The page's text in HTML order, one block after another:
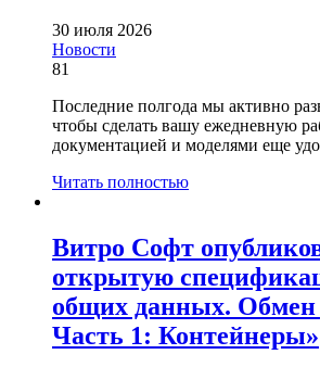
30 июля 2026
Новости
81
Последние полгода мы активно
чтобы сделать вашу ежедневную
документацией и моделями еще
Читать полностью
Витро Софт
открытую
общих данных.
Часть 1: Контейнеры»